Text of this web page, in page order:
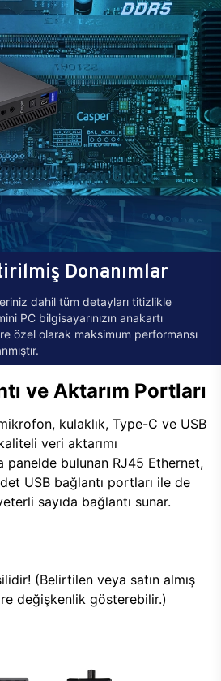
Donanımlar
dahil tüm detayları titizlikle
PC bilgisayarınızın anakartı
özel olarak maksimum performansı
ve Aktarım Portları
kulaklık, Type-C ve USB
veri aktarımı
panelde bulunan RJ45 Ethernet,
USB bağlantı portları ile de
sayıda bağlantı sunar.
(Belirtilen veya satın almış
değişkenlik gösterebilir.)